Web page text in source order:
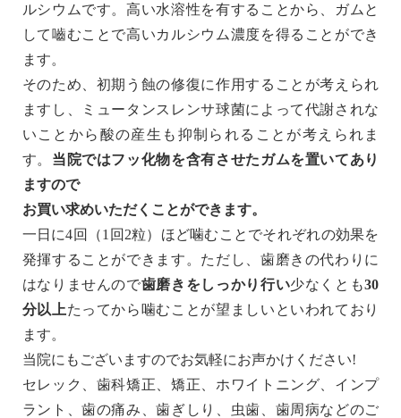
ルシウムです。高い水溶性を有することから、ガムと
して嚙むことで高いカルシウム濃度を得ることができ
ます。
そのため、初期う蝕の修復に作用することが考えられ
ますし、ミュータンスレンサ球菌によって代謝されな
いことから酸の産生も抑制られることが考えられま
す。 当院ではフッ化物を含有させたガムを置いてあり
ますので
お買い求めいただくことができます。
一日に4回（1回2粒）ほど噛むことでそれぞれの効果を
発揮することができます。ただし、歯磨きの代わりに
はなりませんので歯磨きをしっかり行い少なくとも30
分以上たってから噛むことが望ましいといわれており
ます。
当院にもございますのでお気軽にお声かけください!
セレック、歯科矯正、矯正、ホワイトニング、インプ
ラント、歯の痛み、歯ぎしり、虫歯、歯周病などのご